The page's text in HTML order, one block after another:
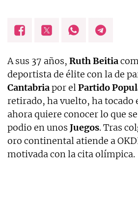
A sus 37 años, Ruth Beitia
deportista de élite con la de
Cantabriapor elPartido
retirado, ha vuelto, ha tocado
ahora quiere conocer lo que
podio en unos Juegos. Tras
oro continental atiende a
motivada con la cita olímpica.